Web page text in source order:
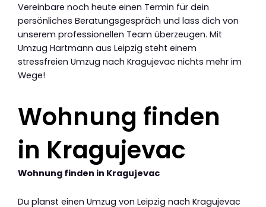
Vereinbare noch heute einen Termin für dein
persönliches Beratungsgespräch und lass dich von
unserem professionellen Team überzeugen. Mit
Umzug Hartmann aus Leipzig steht einem
stressfreien Umzug nach Kragujevac nichts mehr im
Wege!
Wohnung finden
in Kragujevac
Wohnung finden in Kragujevac
Du planst einen Umzug von Leipzig nach Kragujevac